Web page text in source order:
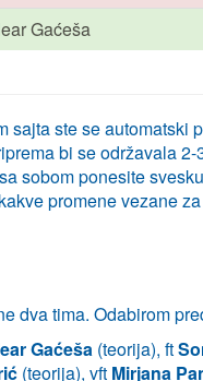
Gaćeša
sajta ste se automatski
bi se održavala
sobom ponesite
promene vezane
dva tima. Odabirom
Gaćeša (teorija), ft
(teorija), vft Mirjana